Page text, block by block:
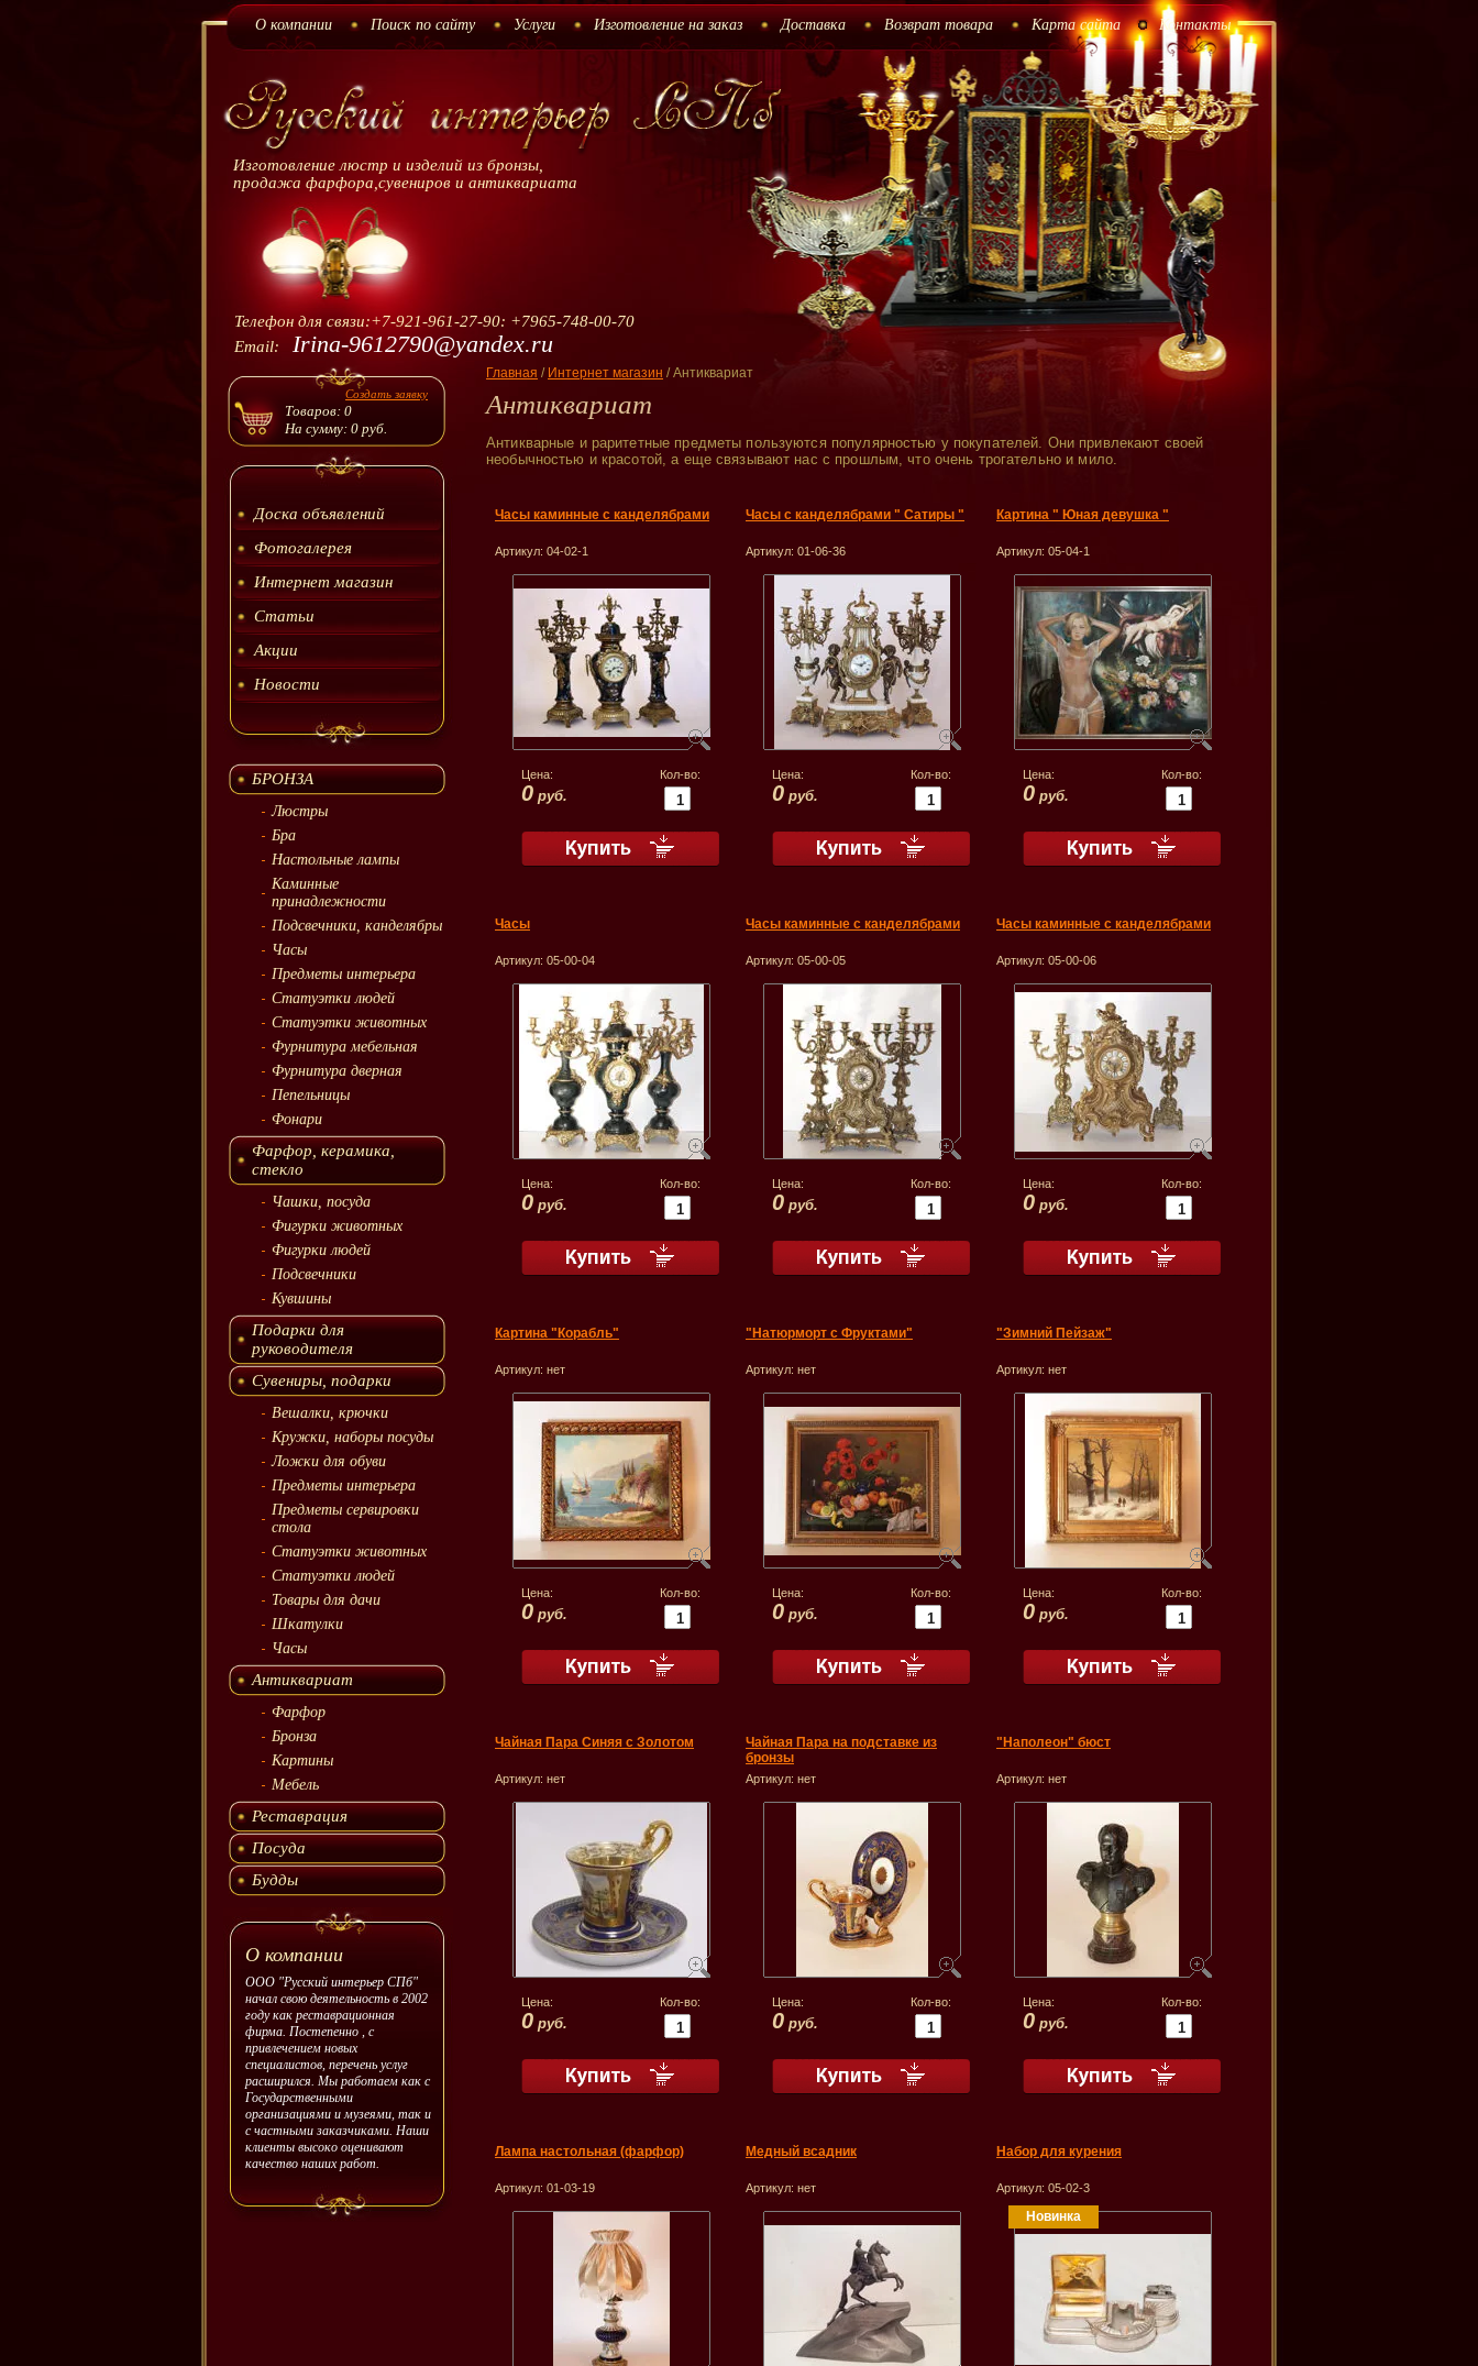
О компании Поиск по сайту Услуги Изготовление на заказ Доставка Возврат товара Карта сайта Контакты
Изготовление люстр и изделий из бронзы,
продажа фарфора,сувениров и антиквариата
Телефон для связи:+7-921-961-27-90: +7965-748-00-70
+7-921-961-27-90 Ирина
+7-953-170-12-16 Генрих
+7-965-748-00-70 Генрих
Email: Irina-9612790@yandex.ru
Главная / Интернет магазин /Антиквариат
Антиквариат
Антикварные и раритетные предметы пользуются популярностью у покупателей. Они привлекают своей
необычностью и красотой, а еще связывают нас с прошлым, что очень трогательно и мило.
Часы каминные с канделябрами
Артикул: 04-02-1
Цена:
0 руб.
Кол-во:
Часы с канделябрами " Сатиры "
Артикул: 01-06-36
Цена:
0 руб.
Кол-во:
Картина " Юная девушка "
Артикул: 05-04-1
Цена:
0 руб.
Кол-во:
Часы
Артикул: 05-00-04
Цена:
0 руб.
Кол-во:
Часы каминные с канделябрами
Артикул: 05-00-05
Цена:
0 руб.
Кол-во:
Часы каминные с канделябрами
Артикул: 05-00-06
Цена:
0 руб.
Кол-во:
Картина "Корабль"
Артикул: нет
Цена:
0 руб.
Кол-во:
"Натюрморт с Фруктами"
Артикул: нет
Цена:
0 руб.
Кол-во:
"Зимний Пейзаж"
Артикул: нет
Цена:
0 руб.
Кол-во:
Чайная Пара Синяя с Золотом
Артикул: нет
Цена:
0 руб.
Кол-во:
Чайная Пара на подставке из
бронзы
Артикул: нет
Цена:
0 руб.
Кол-во:
"Наполеон" бюст
Артикул: нет
Цена:
0 руб.
Кол-во:
Лампа настольная (фарфор)
Артикул: 01-03-19
Медный всадник
Артикул: нет
Набор для курения
Артикул: 05-02-3
Новинка
Товаров: 0
На сумму: 0 руб.
Создать заявку
Доска объявлений
Фотогалерея
Интернет магазин
Статьи
Акции
Новости
БРОНЗА
Люстры
Бра
Настольные лампы
Каминные
принадлежности
Подсвечники, канделябры
Часы
Предметы интерьера
Статуэтки людей
Статуэтки животных
Фурнитура мебельная
Фурнитура дверная
Пепельницы
Фонари
Фарфор, керамика,
стекло
Чашки, посуда
Фигурки животных
Фигурки людей
Подсвечники
Кувшины
Подарки для
руководителя
Сувениры, подарки
Вешалки, крючки
Кружки, наборы посуды
Ложки для обуви
Предметы интерьера
Предметы сервировки
стола
Статуэтки животных
Статуэтки людей
Товары для дачи
Шкатулки
Часы
Антиквариат
Фарфор
Бронза
Картины
Мебель
Реставрация
Посуда
Будды
О компании
ООО "Русский интерьер СПб"
начал свою деятельность в 2002
году как реставрационная
фирма. Постепенно , с
привлечением новых
специалистов, перечень услуг
расширился. Мы работаем как с
Государственными
организациями и музеями, так и
с частными заказчиками. Наши
клиенты высоко оценивают
качество наших работ.